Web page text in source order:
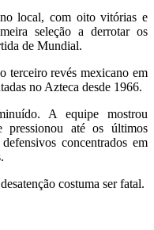
local, com oito vitórias e
seleção a derrotar os
de Mundial.
terceiro revés mexicano em
no Azteca desde 1966.
A equipe mostrou
pressionou até os últimos
concentrados em
costuma ser fatal.